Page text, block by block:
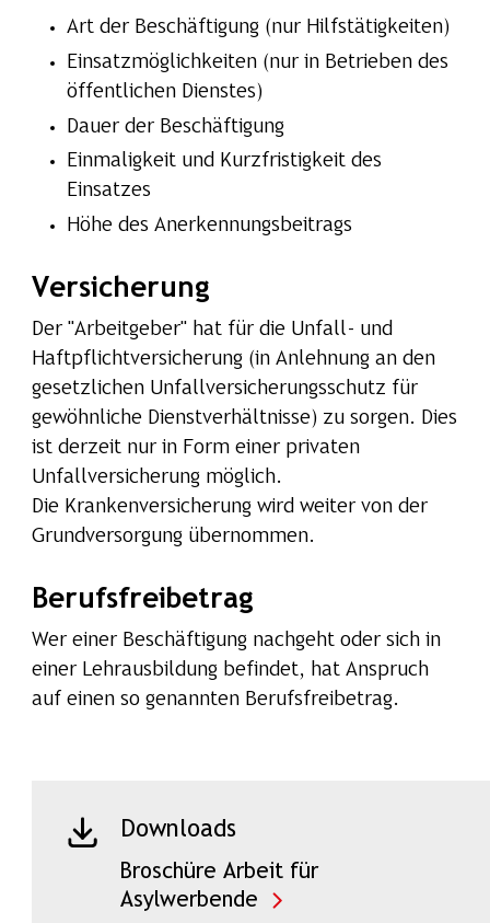
Art der Beschäftigung (nur Hilfstätigkeiten)
Einsatzmöglichkeiten (nur in Betrieben des
öffentlichen Dienstes)
Dauer der Beschäftigung
Einmaligkeit und Kurzfristigkeit des
Einsatzes
Höhe des Anerkennungsbeitrags
Versicherung
Der "Arbeitgeber" hat für die Unfall- und
Haftpflichtversicherung (in Anlehnung an den
gesetzlichen Unfallversicherungsschutz für
gewöhnliche Dienstverhältnisse) zu sorgen. Dies
ist derzeit nur in Form einer privaten
Unfallversicherung möglich.
Die Krankenversicherung wird weiter von der
Grundversorgung übernommen.
Berufsfreibetrag
Wer einer Beschäftigung nachgeht oder sich in
einer Lehrausbildung befindet, hat Anspruch
auf einen so genannten Berufsfreibetrag.
Downloads
Broschüre Arbeit für
Asylwerbende